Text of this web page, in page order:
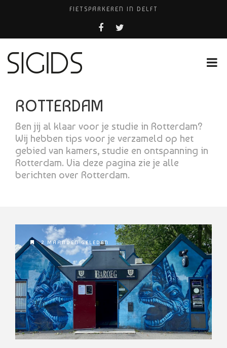
FIETSPARKEREN IN DELFT
PIZZERIA POMPEÏ ￼
BELEEF DE MAGIE VAN FILM BIJ KINEPOLIS
ROTTERDAM
Ben jij al klaar voor je studie in Rotterdam?
Wij hebben tips voor je verzameld op het
gebied van kamers, studie en ontspanning in
Rotterdam. Via deze pagina zie je alle
berichten over Rotterdam.
2 MAANDEN GELEDEN